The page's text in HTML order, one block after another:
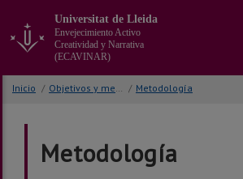
contenido
principal
de
Universitat de Lleida
Envejecimiento Activo
Creatividad y Narrativa
(ECAVINAR)
Inicio / Objetivos y metodología(s) / Metodología
Metodología